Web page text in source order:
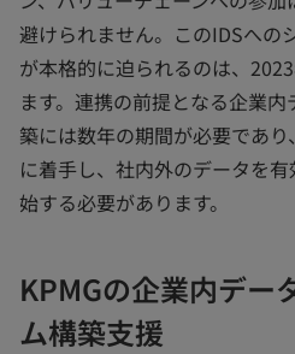
避けられません。このIDSへの
が本格的に迫られるのは、
ます。連携の前提となる企業
築には数年の期間が必要であ
に着手し、社内外のデータを
始する必要があります。
KPMGの企業内デー
ム構築支援